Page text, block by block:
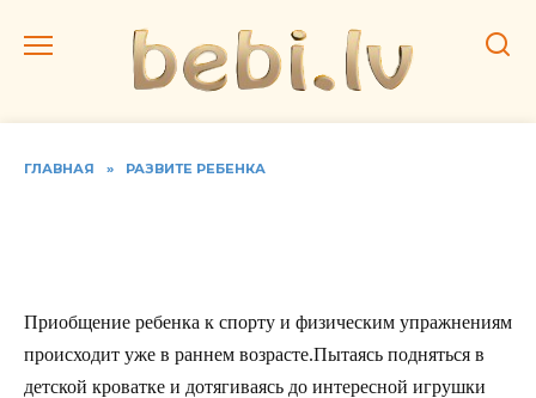
ГЛАВНАЯ » РАЗВИТЕ РЕБЕНКА
Приобщение ребенка к спорту и физическим упражнениям
происходит уже в раннем возрасте.Пытаясь подняться в
детской кроватке и дотягиваясь до интересной игрушки